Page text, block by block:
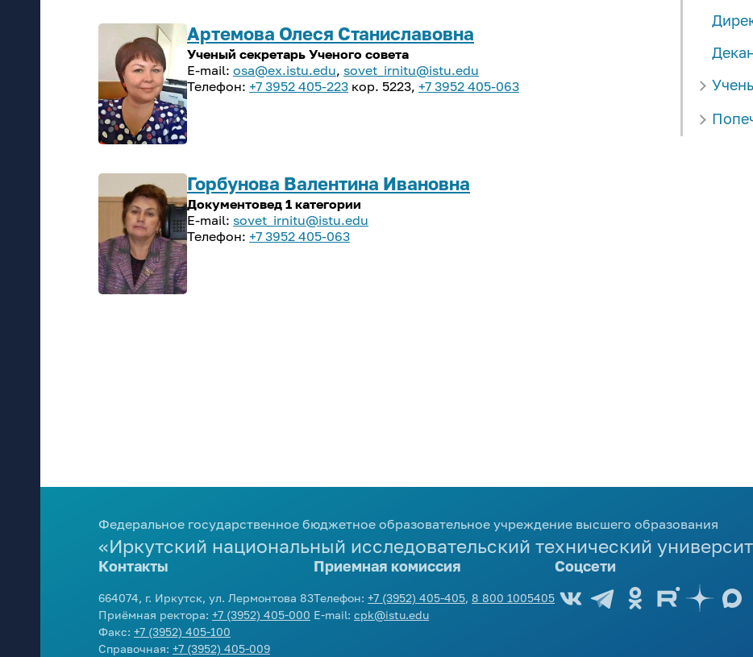
Артемова Олеся Станиславовна
Ученый секретарь Ученого совета
osa@ex.istu.edu, sovet_irnitu@istu.edu
+7 3952 405-223 кор. 5223, +7 3952 405-063
Горбунова Валентина Ивановна
Документовед 1 категории
sovet_irnitu@istu.edu
+7 3952 405-063
Федеральное государственное бюджетное образовательное учреждение высшего образования
«Иркутский национальный исследовательский технический
Контакты
664074, г. Иркутск, ул. Лермонтова 83
Приёмная ректора: +7 (3952) 405-000
Факс: +7 (3952) 405-100
Справочная: +7 (3952) 405-009
Приемная комиссия
Телефон: +7 (3952) 405-405, 8 800 1005405
E-mail: cpk@istu.edu
Соцсети